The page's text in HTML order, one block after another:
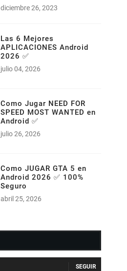
diciembre 26, 2023
Las 6 Mejores
APLICACIONES Android
2026 ✅
julio 04, 2026
Como Jugar NEED FOR
SPEED MOST WANTED en
Android ✅
julio 26, 2026
Como JUGAR GTA 5 en
Android 2026 ✅ 100%
Seguro
abril 25, 2026